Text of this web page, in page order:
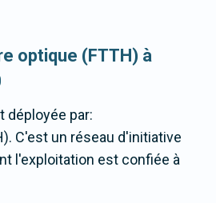
optique (FTTH) à
déployée par:
C'est un réseau d'initiative
l'exploitation est confiée à